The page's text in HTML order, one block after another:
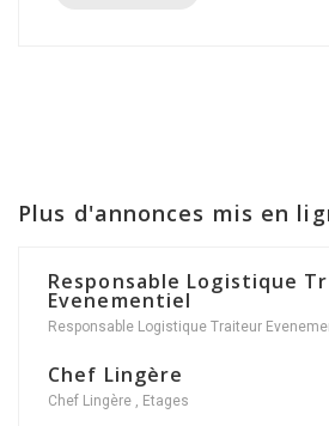
Plus d'annonces mis en
Responsable Logistique
Evenementiel
Responsable Logistique Traiteur
Chef Lingère
Chef Lingère Etages